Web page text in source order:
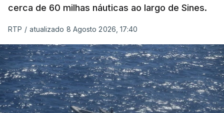
cerca de 60 milhas náuticas ao largo de Sines.
RTP / atualizado 8 Agosto 2026, 17:40